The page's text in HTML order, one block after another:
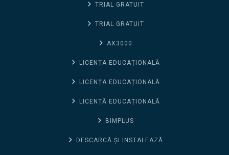
TRIAL GRATUIT
TRIAL GRATUIT
AX3000
LICENȚA EDUCAȚIONALĂ
LICENȚA EDUCAȚIONALĂ
LICENȚĂ EDUCAȚIONALĂ
BIMPLUS
DESCARCĂ ȘI INSTALEAZĂ